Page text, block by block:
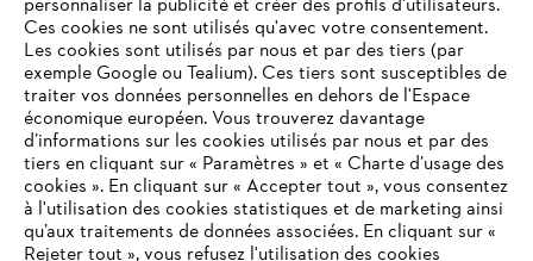
L'Entreprise
Questions / Réponses
Service
VOTRE NAVIGATEUR INTERNET
personnaliser la publicité et créer des profils d'utilisateurs.
Ces cookies ne sont utilisés qu'avec votre consentement.
Les cookies sont utilisés par nous et par des tiers (par
exemple Google ou Tealium). Ces tiers sont susceptibles de
traiter vos données personnelles en dehors de l'Espace
économique européen. Vous trouverez davantage
d’informations sur les cookies utilisés par nous et par des
tiers en cliquant sur « Paramètres » et « Charte d’usage des
cookies ». En cliquant sur « Accepter tout », vous consentez
à l'utilisation des cookies statistiques et de marketing ainsi
qu’aux traitements de données associées. En cliquant sur «
Rejeter tout », vous refusez l'utilisation des cookies